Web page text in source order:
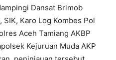
Dansat Brimob
Karo Log Kombes Pol
Aceh Tamiang AKBP
Kejuruan Muda AKP